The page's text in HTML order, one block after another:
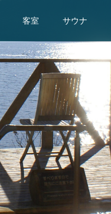
客室 サウナ